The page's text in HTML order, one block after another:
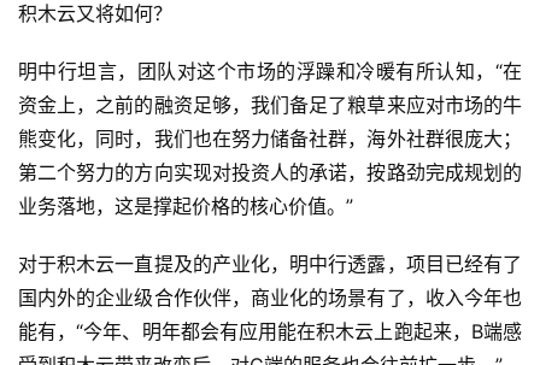
积木云又将如何？
明中行坦言，团队对这个市场的浮躁和冷暖有所认知，“在
资金上，之前的融资足够，我们备足了粮草来应对市场的牛
熊变化，同时，我们也在努力储备社群，海外社群很庞大；
第二个努力的方向实现对投资人的承诺，按路劲完成规划的
业务落地，这是撑起价格的核心价值。”
对于积木云一直提及的产业化，明中行透露，项目已经有了
国内外的企业级合作伙伴，商业化的场景有了，收入今年也
能有，“今年、明年都会有应用能在积木云上跑起来，B端感